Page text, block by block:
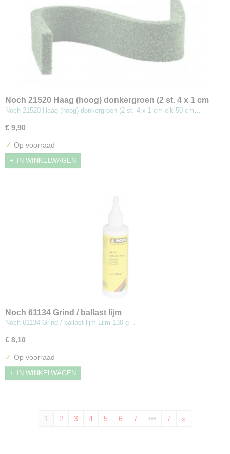
Noch 21520 Haag (hoog) donkergroen (2 st. 4 x 1 cm
elk 50 cm lang)
Noch 21520 Haag (hoog) donkergroen (2 st. 4 x 1 cm elk 50 cm…
€ 9,90
✓ Op voorraad
IN WINKELWAGEN
Noch 61134 Grind / ballast lijm
Noch 61134 Grind / ballast lijm Lijm 130 g…
€ 8,10
✓ Op voorraad
IN WINKELWAGEN
1 2 3 4 5 6 7 ••• 7 »